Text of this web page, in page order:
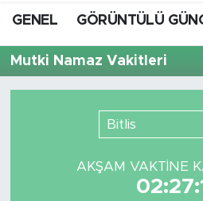
GENEL GÖRÜNTÜLÜ
Mutki Namaz Vakitleri
Bitlis
AKŞAM VAKTİNE
Son Dakika Haberleri